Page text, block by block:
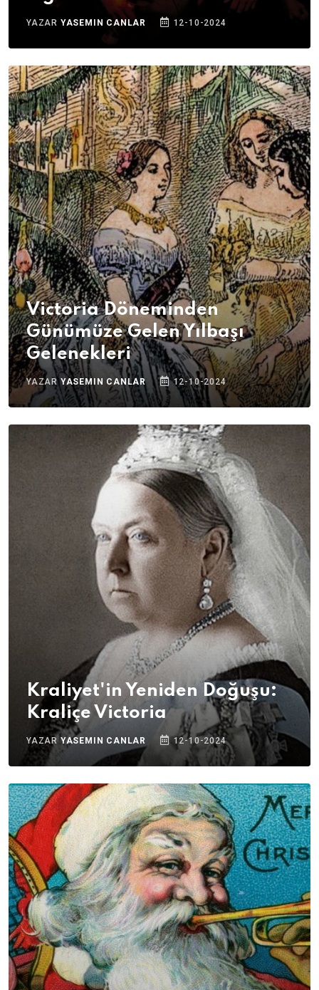
YAZAR YASEMIN CANLAR 12-10-2024
Victoria Döneminden
Günümüze Gelen Yılbaşı
Gelenekleri
YAZAR YASEMIN CANLAR 12-10-2024
Kraliyet'in Yeniden Doğuşu:
Kraliçe Victoria
YAZAR YASEMIN CANLAR 12-10-2024